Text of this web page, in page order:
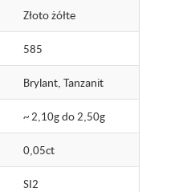
Złoto żółte
585
Brylant, Tanzanit
~ 2,10g do 2,50g
0,05ct
SI2